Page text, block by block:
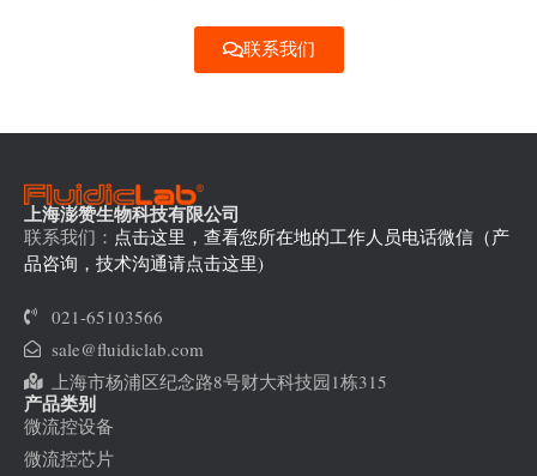
联系我们
上海澎赞生物科技有限公司
联系我们： 点击这里，查看您所在地的工作人员电话微信（产
品咨询，技术沟通请点击这里)
021-65103566
sale@fluidiclab.com
上海市杨浦区纪念路8号财大科技园1栋315
产品类别
微流控设备
微流控芯片